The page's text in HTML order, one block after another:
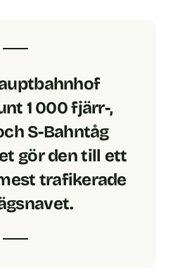
1 000 fjärr-,
S-Bahntåg
gör den till ett
trafikerade